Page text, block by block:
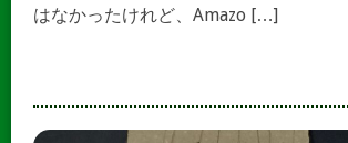
はなかったけれど、Amazo […]